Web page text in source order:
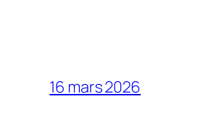
16 mars 2026